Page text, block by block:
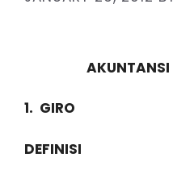
AKUNTANSI
1. GIRO
DEFINISI